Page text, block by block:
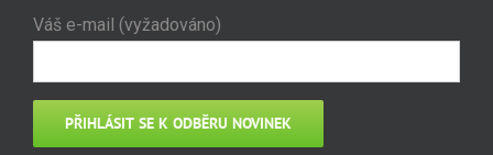
Váš e-mail (vyžadováno)